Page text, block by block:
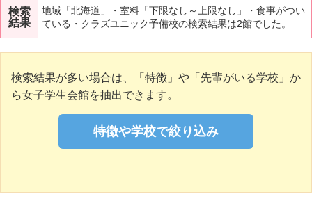
検索
結果
地域「北海道」・室料「下限なし～上限なし」・食事がつい
ている・クラズユニック予備校の検索結果は2館でした。
検索結果が多い場合は、「特徴」や「先輩がいる学校」か
ら女子学生会館を抽出できます。